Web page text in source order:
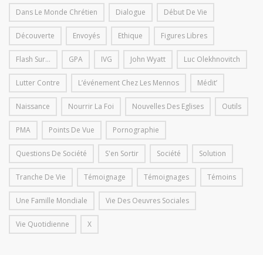
Dans Le Monde Chrétien Dialogue Début De Vie
Découverte Envoyés Ethique Figures Libres
Flash Sur... GPA IVG John Wyatt Luc Olekhnovitch
Lutter Contre L’événement Chez Les Mennos Médit’
Naissance Nourrir La Foi Nouvelles Des Eglises Outils
PMA Points De Vue Pornographie
Questions De Société S'en Sortir Société Solution
Tranche De Vie Témoignage Témoignages Témoins
Une Famille Mondiale Vie Des Oeuvres Sociales
Vie Quotidienne X